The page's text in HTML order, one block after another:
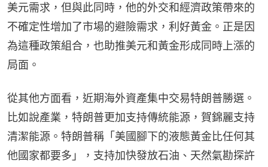
美元需求，但與此同時，他的外交和經濟政策帶來的
不確定性增加了市場的避險需求，利好黃金。正是因
為這種政策組合，也助推美元和黃金形成同時上漲的
局面。
從其他方面看，近期海外資產集中交易特朗普勝選。
比如說產業，特朗普更加支持傳統能源，賀錦麗支持
清潔能源。特朗普稱「美國腳下的液態黃金比任何其
他國家都要多」，支持加快發放石油、天然氣勘探許